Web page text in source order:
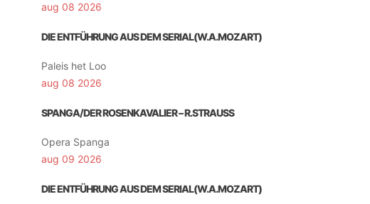
aug 08 2026
DIE ENTFÜHRUNG AUS DEM SERIAL(W.A.MOZART)
Paleis het Loo
aug 08 2026
SPANGA/DER ROSENKAVALIER – R.STRAUSS
Opera Spanga
aug 09 2026
DIE ENTFÜHRUNG AUS DEM SERIAL(W.A.MOZART)